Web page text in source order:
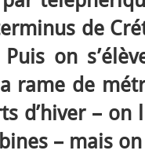
de
on
rame de
d’hiver – on
– mais